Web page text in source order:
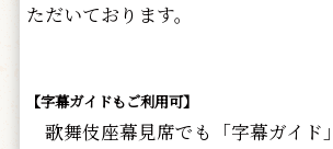
ただいております。
【字幕ガイドもご利用可】
歌舞伎座幕見席でも「字幕ガイド